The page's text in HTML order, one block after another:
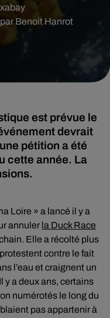
Benoit Hanrot
est prévue le
devrait
pétition a été
cette année. La
Loire » a lancé il y a
annuler la Duck Race
Elle a récolté plus
contre le fait
l’eau et craignent un
y a deux ans, certains
numérotés le long du
pas appartenir à